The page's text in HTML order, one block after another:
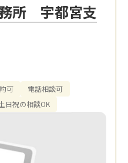
所 宇都宮支
可
電話相談可
日祝の相談OK